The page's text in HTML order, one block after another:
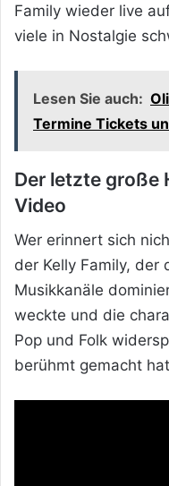
Family wieder live
viele in Nostalgie
Lesen Sie auch:
Termine Tickets
Der letzte große
Video
Wer erinnert sich
der Kelly Family, der
Musikkanäle
weckte und die
Pop und Folk
berühmt gemacht